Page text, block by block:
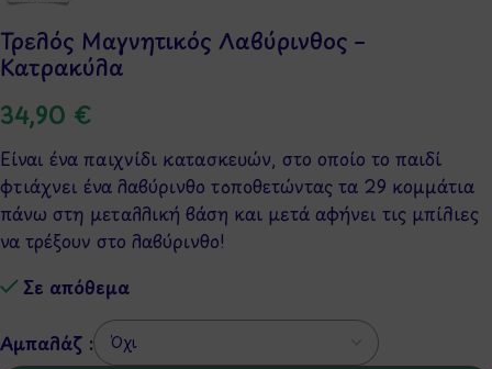
Τρελός Μαγνητικός Λαβύρινθος –
Κατρακύλα
34,90 €
Είναι ένα παιχνίδι κατασκευών, στο οποίο το παιδί
φτιάχνει ένα λαβύρινθο τοποθετώντας τα 29 κομμάτια
πάνω στη μεταλλική βάση και μετά αφήνει τις μπίλιες
να τρέξουν στο λαβύρινθο!
Σε απόθεμα
Αμπαλάζ :